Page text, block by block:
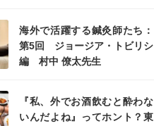
海外で活躍する鍼灸師たち：
第5回 ジョージア・トビリシ
編 村中 僚太先生
『私、外でお酒飲むと酔わな
いんだよね』ってホント？東